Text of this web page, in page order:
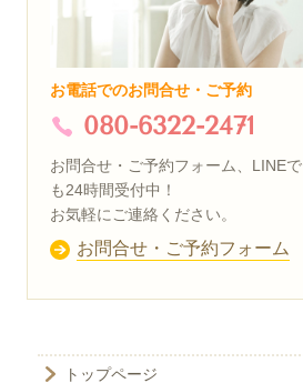
お電話でのお問合せ・ご予約
080-6322-2471
お問合せ・ご予約フォーム、LINEで
も24時間受付中！
お気軽にご連絡ください。
お問合せ・ご予約フォーム
トップページ